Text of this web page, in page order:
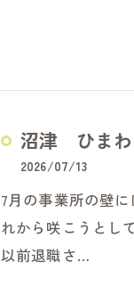
沼津 ひまわ
2026/07/13
7月の事業所の壁
れから咲こうとし
以前退職さ…